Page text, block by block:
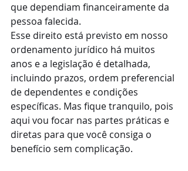
que dependiam financeiramente da
pessoa falecida.
Esse direito está previsto em nosso
ordenamento jurídico há muitos
anos e a legislação é detalhada,
incluindo prazos, ordem preferencial
de dependentes e condições
específicas. Mas fique tranquilo, pois
aqui vou focar nas partes práticas e
diretas para que você consiga o
benefício sem complicação.